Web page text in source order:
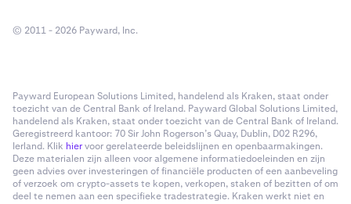
© 2011 - 2026 Payward, Inc.
Payward European Solutions Limited, handelend als Kraken, staat onder
toezicht van de Central Bank of Ireland. Payward Global Solutions Limited,
handelend als Kraken, staat onder toezicht van de Central Bank of Ireland.
Geregistreerd kantoor: 70 Sir John Rogerson’s Quay, Dublin, D02 R296,
Ierland. Klik hiervoor gerelateerde beleidslijnen en openbaarmakingen.
Deze materialen zijn alleen voor algemene informatiedoeleinden en zijn
geen advies over investeringen of financiële producten of een aanbeveling
of verzoek om crypto-assets te kopen, verkopen, staken of bezitten of om
deel te nemen aan een specifieke tradestrategie. Kraken werkt niet en